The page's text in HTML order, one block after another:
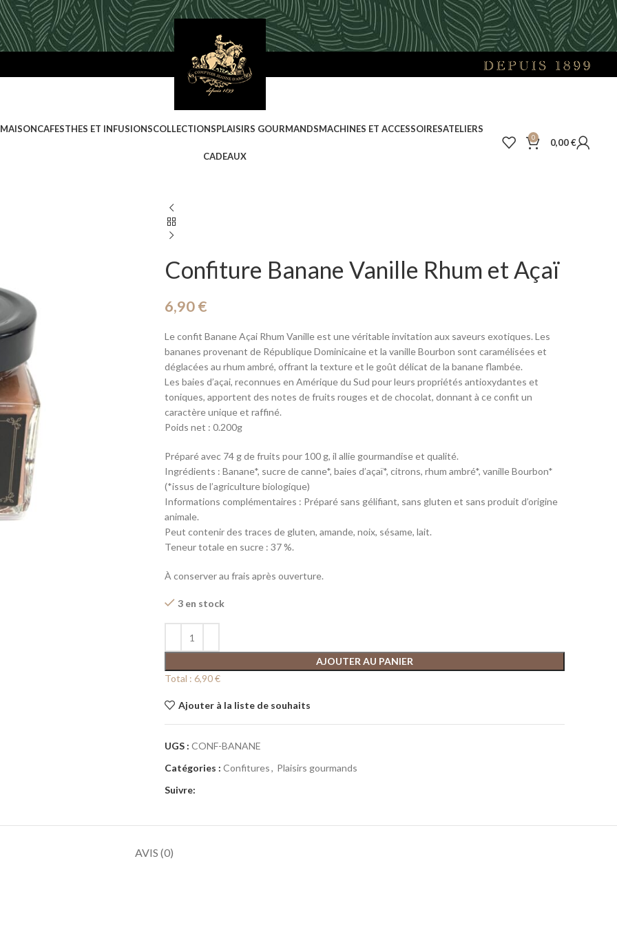
CAFESTHES ET INFUSIONSCOLLECTIONSPLAISIRS GOURMANDSMACHINES ET ACCESSOIRESATELIERS
CADEAUX
0 0,00€
Confiture Banane Vanille Rhum et Açaï
6,90€
Le confit Banane Açai Rhum Vanille est une véritable invitation aux saveurs exotiques. Les
bananes provenant de République Dominicaine et la vanille Bourbon sont caramélisées et
déglacées au rhum ambré, offrant la texture et le goût délicat de la banane flambée.
Les baies d’açai, reconnues en Amérique du Sud pour leurs propriétés antioxydantes et
toniques, apportent des notes de fruits rouges et de chocolat, donnant à ce confit un
caractère unique et raffiné.
Poids net : 0.200g
Préparé avec 74 g de fruits pour 100 g, il allie gourmandise et qualité.
Ingrédients : Banane*, sucre de canne*, baies d’açaï*, citrons, rhum ambré*, vanille Bourbon*
(*issus de l’agriculture biologique)
Informations complémentaires : Préparé sans gélifiant, sans gluten et sans produit d’origine
animale.
Peut contenir des traces de gluten, amande, noix, sésame, lait.
Teneur totale en sucre : 37 %.
À conserver au frais après ouverture.
3 en stock
AJOUTER AU PANIER
Total : 6,90 €
Ajouter à la liste de souhaits
UGS : CONF-BANANE
Catégories : Confitures, Plaisirs gourmands
Suivre:
AVIS (0)